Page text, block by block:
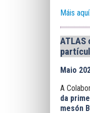
Máis
ATLAS
Maio
A
da
mesón B